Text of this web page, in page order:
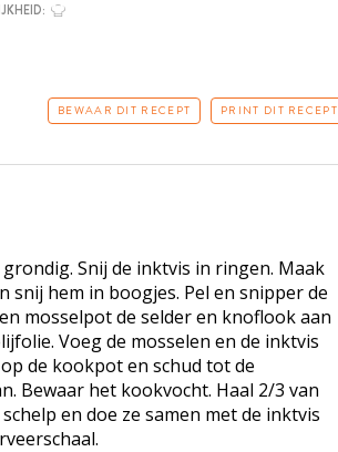
BEWAAR DIT RECEPT PRINT DIT RECEPT
Snij de inktvis in ringen. Maak
snij hem in boogjes. Pel en snipper de
mosselpot de selder en knoflook aan
Voeg de mosselen en de inktvis
de kookpot en schud tot de
Bewaar het kookvocht. Haal 2/3 van
en doe ze samen met de inktvis